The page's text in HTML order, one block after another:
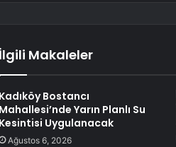
İlgili Makaleler
Kadıköy Bostancı
Mahallesi’nde Yarın Planlı Su
Kesintisi Uygulanacak
Ağustos 6, 2026